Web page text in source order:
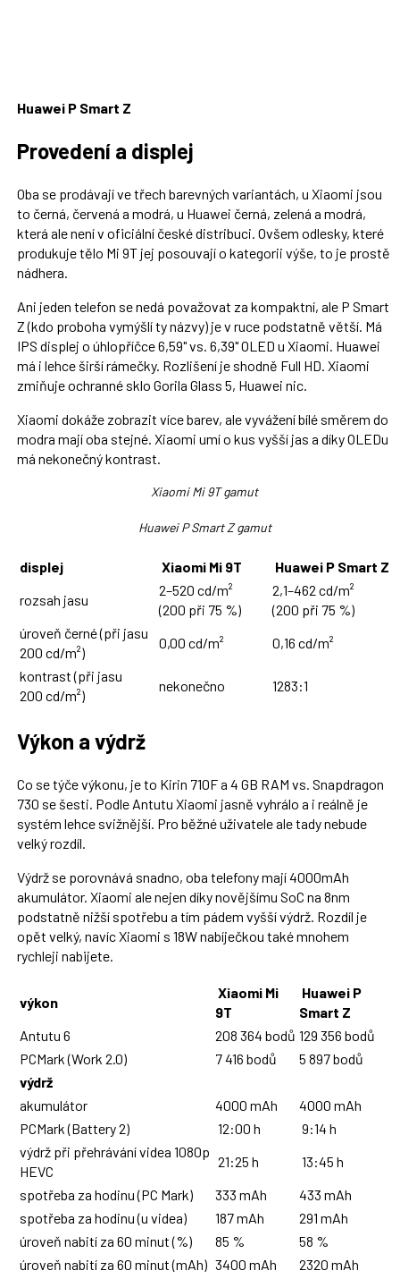
Huawei P Smart Z
Provedení a displej
Oba se prodávají ve třech barevných variantách, u Xiaomi jsou
to černá, červená a modrá, u Huawei černá, zelená a modrá,
která ale není v oficiální české distribuci. Ovšem odlesky, které
produkuje tělo Mi 9T jej posouvají o kategorii výše, to je prostě
nádhera.
Ani jeden telefon se nedá považovat za kompaktní, ale P Smart
Z (kdo proboha vymýšlí ty názvy) je v ruce podstatně větší. Má
IPS displej o úhlopříčce 6,59" vs. 6,39" OLED u Xiaomi. Huawei
má i lehce širší rámečky. Rozlišení je shodně Full HD. Xiaomi
zmiňuje ochranné sklo Gorila Glass 5, Huawei nic.
Xiaomi dokáže zobrazit více barev, ale vyvážení bílé směrem do
modra mají oba stejné. Xiaomi umí o kus vyšší jas a díky OLEDu
má nekonečný kontrast.
Xiaomi Mi 9T gamut
Huawei P Smart Z gamut
displej Xiaomi Mi 9T
Huawei P Smart Z
rozsah jasu
2–520 cd/m²
(200 při 75 %)
2,1–462 cd/m²
(200 při 75 %)
úroveň černé (při jasu
200 cd/m²)
0,00 cd/m²
0,16 cd/m²
kontrast (při jasu
200 cd/m²)
nekonečno 1283:1
Výkon a výdrž
Co se týče výkonu, je to Kirin 710F a 4 GB RAM vs. Snapdragon
730 se šesti. Podle Antutu Xiaomi jasně vyhrálo a i reálně je
systém lehce svižnější. Pro běžné uživatele ale tady nebude
velký rozdíl.
Výdrž se porovnává snadno, oba telefony mají 4000mAh
akumulátor. Xiaomi ale nejen díky novějšímu SoC na 8nm
podstatně nižší spotřebu a tím pádem vyšší výdrž. Rozdíl je
opět velký, navíc Xiaomi s 18W nabíječkou také mnohem
rychleji nabijete.
výkon
Xiaomi Mi
9T
Huawei P
Smart Z
Antutu 6
208 364 bodů 129 356 bodů
PCMark (Work 2.0)
7 416 bodů
5 897 bodů
výdrž
akumulátor
4000 mAh
4000 mAh
PCMark (Battery 2)
12:00 h
9:14 h
výdrž při přehrávání videa 1080p
HEVC
21:25 h
13:45 h
spotřeba za hodinu (PC Mark)
333 mAh
433 mAh
spotřeba za hodinu (u videa)
187 mAh
291 mAh
úroveň nabití za 60 minut (%)
85 %
58 %
úroveň nabití za 60 minut (mAh) 3400 mAh 2320 mAh